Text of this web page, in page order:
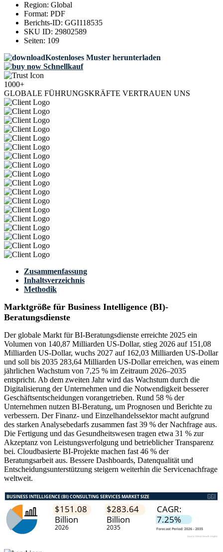
Region: Global
Format: PDF
Berichts-ID: GGI118535
SKU ID: 29802589
Seiten: 109
Kostenloses Muster herunterladen
Schnellkauf
1000+
GLOBALE FÜHRUNGSKRÄFTE VERTRAUEN UNS
Zusammenfassung
Inhaltsverzeichnis
Methodik
Marktgröße für Business Intelligence (BI)-
Beratungsdienste
Der globale Markt für BI-Beratungsdienste erreichte 2025 ein
Volumen von 140,87 Milliarden US-Dollar, stieg 2026 auf 151,08
Milliarden US-Dollar, wuchs 2027 auf 162,03 Milliarden US-Dollar
und soll bis 2035 283,64 Milliarden US-Dollar erreichen, was einem
jährlichen Wachstum von 7,25 % im Zeitraum 2026–2035
entspricht. Ab dem zweiten Jahr wird das Wachstum durch die
Digitalisierung der Unternehmen und die Notwendigkeit besserer
Geschäftsentscheidungen vorangetrieben. Rund 58 % der
Unternehmen nutzen BI-Beratung, um Prognosen und Berichte zu
verbessern. Der Finanz- und Einzelhandelssektor macht aufgrund
des starken Analysebedarfs zusammen fast 39 % der Nachfrage aus.
Die Fertigung und das Gesundheitswesen tragen etwa 31 % zur
Akzeptanz von Leistungsverfolgung und betrieblicher Transparenz
bei. Cloudbasierte BI-Projekte machen fast 46 % der
Beratungsarbeit aus. Bessere Dashboards, Datenqualität und
Entscheidungsunterstützung steigern weiterhin die Servicenachfrage
weltweit.